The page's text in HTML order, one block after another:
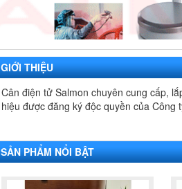
GIỚI THIỆU
Cân điện tử Salmon chuyên cung cấp,
hiệu được đăng ký độc quyền của Công
SẢN PHẨM NỔI BẬT